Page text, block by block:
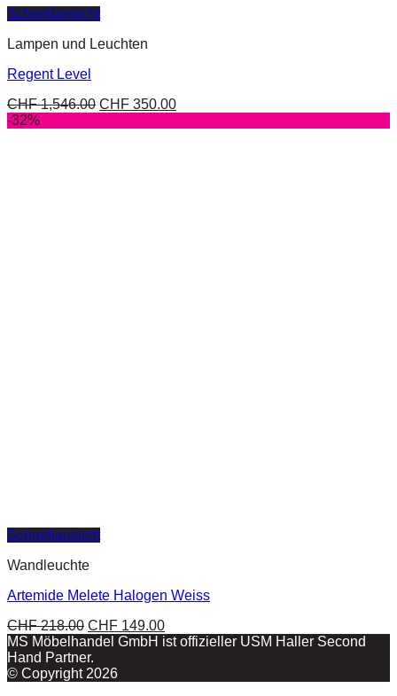
Schnellansicht
Lampen und Leuchten
Regent Level
CHF1,546.00 CHF 350.00
-32%
Schnellansicht
Wandleuchte
Artemide Melete Halogen Weiss
CHF218.00 CHF 149.00
MS Möbelhandel GmbH ist offizieller USM Haller Second
Hand Partner.
© Copyright 2026